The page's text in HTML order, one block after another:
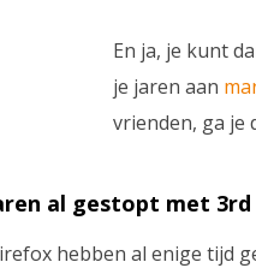
En ja, je kunt
je jaren aan
vrienden, ga je
al gestopt met
hebben al enige tijd